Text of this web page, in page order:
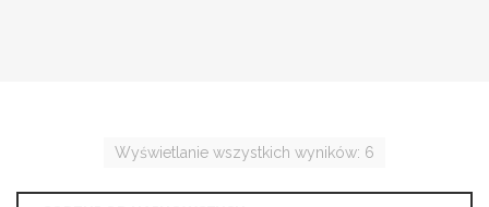
Wyświetlanie wszystkich wyników: 6